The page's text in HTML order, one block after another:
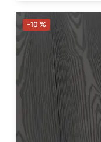
−10 %